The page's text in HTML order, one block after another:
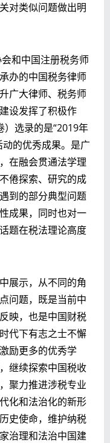
对类似问题做出明
和中国注册税务师
办的中国税务律师
广大律师、税务师
设发挥了积极作
选录的是“2019年
的优秀成果。是广
在融会贯通法学理
倦探索、研究的成
到的部分典型问题
成果，同时也对一
题在税法理论高度
展示，从不同的角
问题，既是当前中
映，也是中国财税
代下有志之士不懈
励更多的优秀学
继续探索中国税收
聚力推进涉税专业
化和法治化的新形
史使命，维护纳税
治理和法治中国建